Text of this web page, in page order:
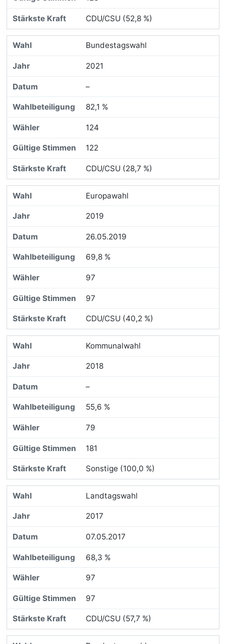
CDU/CSU (52,8 %)
Bundestagswahl
2021
–
82,1 %
124
122
CDU/CSU (28,7 %)
Europawahl
2019
26.05.2019
69,8 %
97
97
CDU/CSU (40,2 %)
Kommunalwahl
2018
–
55,6 %
79
181
Sonstige (100,0 %)
Landtagswahl
2017
07.05.2017
68,3 %
97
97
CDU/CSU (57,7 %)